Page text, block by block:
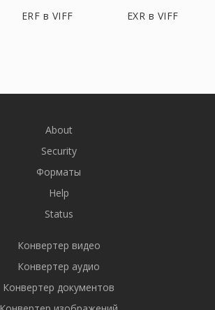
ERF в VIFF EXR в VIFF
About
Security
Форматы
Help
Status
Конвертер видео
Конвертер аудио
Конвертер документов